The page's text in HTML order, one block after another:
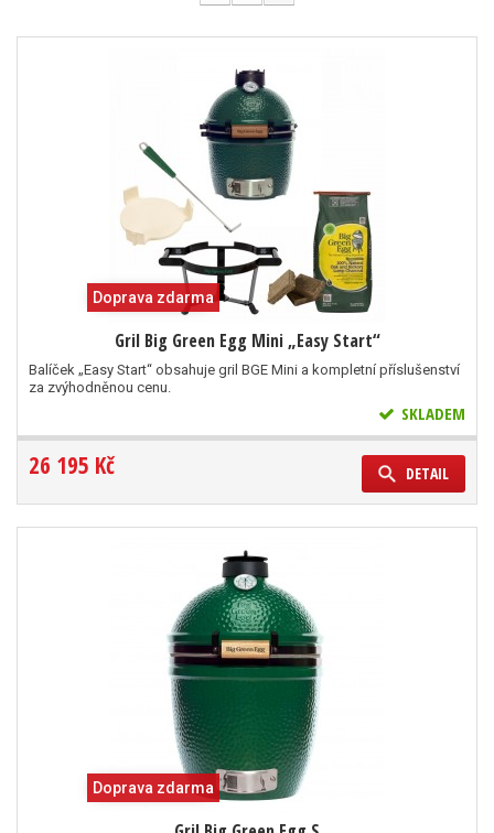
Doprava zdarma
Gril Big Green Egg Mini „Easy Start“
Balíček „Easy Start“ obsahuje gril BGE Mini a kompletní příslušenství
za zvýhodněnou cenu.
SKLADEM
26 195 Kč DETAIL
Doprava zdarma